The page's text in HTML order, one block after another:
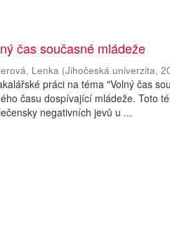
čas současné mládeže
Lenka (Jihočeská univerzita,
práci na téma "Volný čas
času dospívající mládeže. Toto
negativních jevů u ...